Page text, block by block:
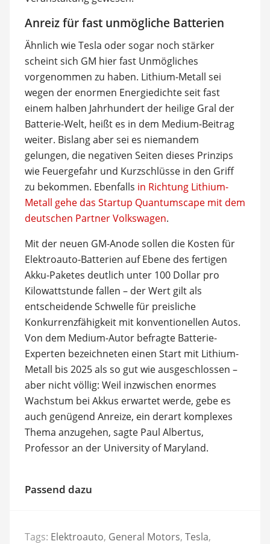
Anreiz für fast unmögliche Batterien
Ähnlich wie Tesla oder sogar noch stärker
scheint sich GM hier fast Unmögliches
vorgenommen zu haben. Lithium-Metall sei
wegen der enormen Energiedichte seit fast
einem halben Jahrhundert der heilige Gral der
Batterie-Welt, heißt es in dem Medium-Beitrag
weiter. Bislang aber sei es niemandem
gelungen, die negativen Seiten dieses Prinzips
wie Feuergefahr und Kurzschlüsse in den Griff
zu bekommen. Ebenfalls in Richtung Lithium-
Metall gehe das Startup Quantumscape mit dem
deutschen Partner Volkswagen.
Mit der neuen GM-Anode sollen die Kosten für
Elektroauto-Batterien auf Ebene des fertigen
Akku-Paketes deutlich unter 100 Dollar pro
Kilowattstunde fallen – der Wert gilt als
entscheidende Schwelle für preisliche
Konkurrenzfähigkeit mit konventionellen Autos.
Von dem Medium-Autor befragte Batterie-
Experten bezeichneten einen Start mit Lithium-
Metall bis 2025 als so gut wie ausgeschlossen –
aber nicht völlig: Weil inzwischen enormes
Wachstum bei Akkus erwartet werde, gebe es
auch genügend Anreize, ein derart komplexes
Thema anzugehen, sagte Paul Albertus,
Professor an der University of Maryland.
Passend dazu
Tags: Elektroauto, General Motors, Tesla,